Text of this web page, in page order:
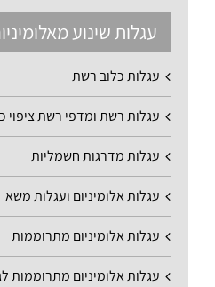
עגלות שינוע
עגלות כלוב רשת
עגלות רשת ומדפי רשת ציפוי
עגלות מדרגות חשמליות
עגלות אלומיניום ועגלות משא
עגלות אלומיניום מתרוממות
עגלות אלומיניום מתרוממות